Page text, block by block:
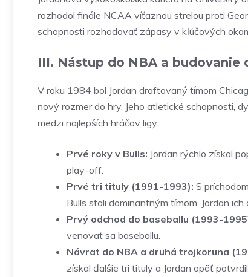
rozhodol finále NCAA víťaznou strelou proti
schopnosti rozhodovať zápasy v kľúčových
III. Nástup do NBA a budovanie
V roku 1984 bol Jordan draftovaný tímom
nový rozmer do hry. Jeho atletické schopnosti,
medzi najlepších hráčov ligy.
Prvé roky v Bulls: Jordan rýchlo získal
play-off.
Prvé tri tituly (1991-1993): S
Bulls stali dominantným tímom. Jordan
Prvý odchod do baseballu (1993-
venovať sa baseballu.
Návrat do NBA a druhá trojkoruna
získal ďalšie tri tituly a Jordan opäť